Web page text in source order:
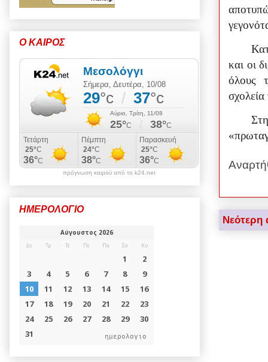
και οι
όλους
σχολεία
Νεότερη
Ο ΚΑΙΡΟΣ
πρόγνωση καιρού από το k24.net
ΗΜΕΡΟΛΟΓΙΟ
ημερολογιο